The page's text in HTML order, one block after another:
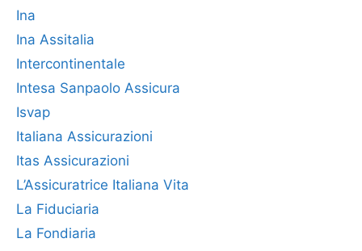
Ina
Ina Assitalia
Intercontinentale
Intesa Sanpaolo Assicura
Isvap
Italiana Assicurazioni
Itas Assicurazioni
L’Assicuratrice Italiana Vita
La Fiduciaria
La Fondiaria